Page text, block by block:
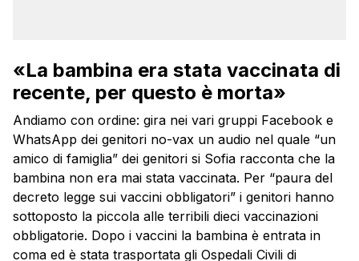
«La bambina era stata vaccinata di
recente, per questo è morta»
Andiamo con ordine: gira nei vari gruppi Facebook e
WhatsApp dei genitori no-vax un audio nel quale “un
amico di famiglia” dei genitori si Sofia racconta che la
bambina non era mai stata vaccinata. Per “paura del
decreto legge sui vaccini obbligatori” i genitori hanno
sottoposto la piccola alle terribili dieci vaccinazioni
obbligatorie. Dopo i vaccini la bambina è entrata in
coma ed è stata trasportata gli Ospedali Civili di